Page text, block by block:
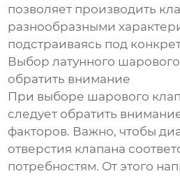
позволяет производить
разнообразными
подстраиваясь под
Выбор латунного шарового
обратить внимание
При выборе шарового
следует обратить
факторов. Важно, чтобы
отверстия клапана
потребностям. От этого